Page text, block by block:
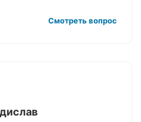
Смотреть вопрос